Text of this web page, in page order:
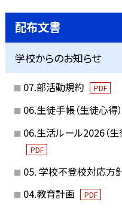
配布文書
学校からのお知らせ
07.部活動規約 PDF
06.生徒手帳（生徒心得）
06.生活ルール2026（生
PDF
05. 学校不登校対応方
04.教育計画 PDF